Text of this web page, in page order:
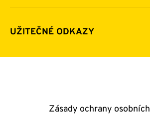
Napsali o nás
Další možnosti pomoci
Zpravodaje
Komu a jak pomáháme
Pravidla poskytování finanční
UŽITEČNÉ ODKAZY
Kontakty
Zásady ochrany